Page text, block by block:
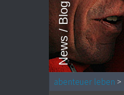
News / Blog
abenteuer leben >